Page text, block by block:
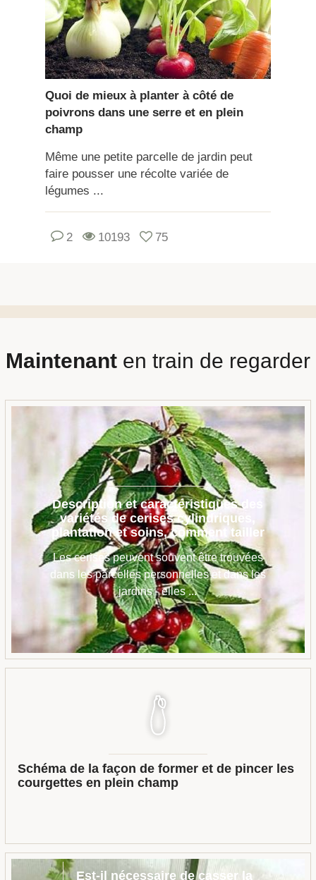
Quoi de mieux à planter à côté de
poivrons dans une serre et en plein
champ
Même une petite parcelle de jardin peut
faire pousser une récolte variée de
légumes ...
2 10193 75
Maintenanten train de regarder
Description et caractéristiques des
variétés de cerises cylindriques,
plantation et soins, comment tailler
Les cerises peuvent souvent être trouvées
dans les parcelles personnelles et dans les
jardins - elles ...
Schéma de la façon de former et de pincer les
courgettes en plein champ
Est-il nécessaire de casser la